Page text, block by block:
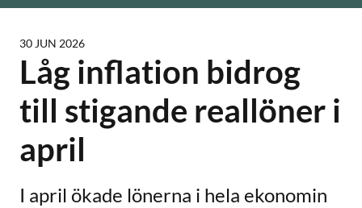
30 JUN 2026
Låg inflation bidrog
till stigande reallöner i
april
I april ökade lönerna i hela ekonomin